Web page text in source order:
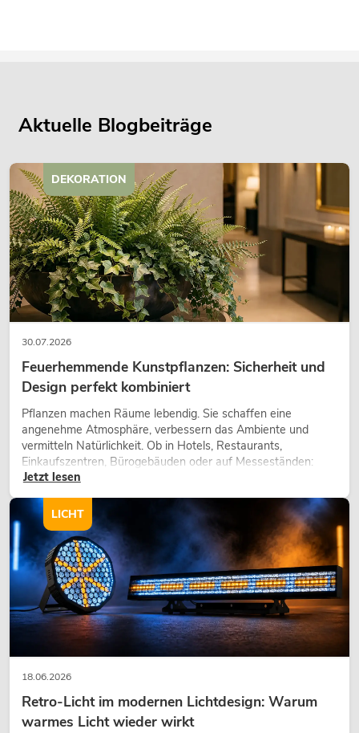
Aktuelle Blogbeiträge
30.07.2026
Feuerhemmende Kunstpflanzen: Sicherheit und
Design perfekt kombiniert
Pflanzen machen Räume lebendig. Sie schaffen eine
angenehme Atmosphäre, verbessern das Ambiente und
vermitteln Natürlichkeit. Ob in Hotels, Restaurants,
Einkaufszentren, Bürogebäuden oder auf Messeständen:
eine hochwertige Begrünung gehört heute längst zum
modernen Raumkonzept.
Jetzt lesen
DEKORATION
18.06.2026
Retro-Licht im modernen Lichtdesign: Warum
warmes Licht wieder wirkt
LICHT